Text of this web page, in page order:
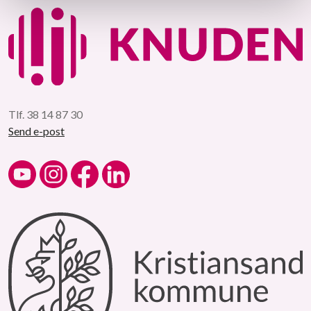
Tlf. 38 14 87 30
Send e-post